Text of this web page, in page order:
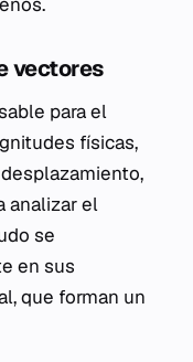
vectores
para el
físicas,
analizar el
se
en sus
que forman un